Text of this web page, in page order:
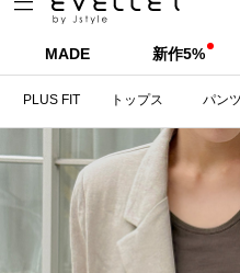
MADE 新作5%
PLUS FIT トップス パンツ